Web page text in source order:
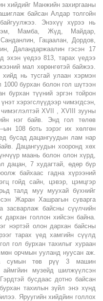
хийдийг Манжийн захиргааны
байсан Алдар толгойн
Энэхүү хүрээ нь
Мамба, Жүд, Майдар,
Гацаалан, Дордов,
Даландаржаалин гэсэн 17
эхэн үедээ 813, тарах үедээ
мал хөрөнгөтэй байжээ.
нь тусгай улаан хэрмэн
1000 бурхан болон гол шүтээн
бурхан түүний эргэн тойрон
хэрэгслүүдээр чимэгдсэн,
XVII , XVIII зууны
нэг байв. Энд гол төлөв
108 боть зэрэг их хөлгөн
бусад дацангуудын лам нар
Дацангуудын хооронд хөх
маань болон олон хүрд,
дацан, 7 худагтай, өдөр бүр
байхаас гадна хүрээний
гойд сайн, цэвэр, цэмцгэр
талд муу муухай бүхнийг
Жаран Хашрагын суварга
засварлаж байсны сүүлчийн
голлон хийсэн байна.
нэртэй олон дархан байсны
тарах үед хамгийн сүүлд
гол бурхан тахилыг хураан
орчмын ууланд нуусан аж.
сумын төв рүү 3 машин
музейд шилжүүлсэн
бусдаас дотно байсан
тахилын зүйл энэ хүнд
Яруугийн хийдйин голлох